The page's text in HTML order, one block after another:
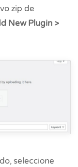
zip de
New Plugin >
seleccione